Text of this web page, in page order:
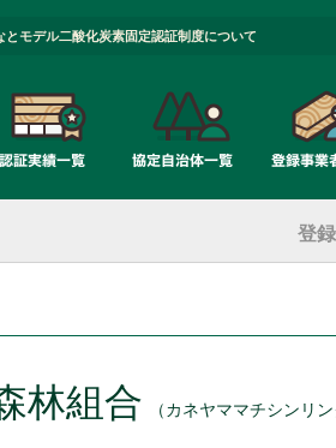
とモデル二酸化炭素固定認証制度について
登
林組合 （カネヤママチシンリ